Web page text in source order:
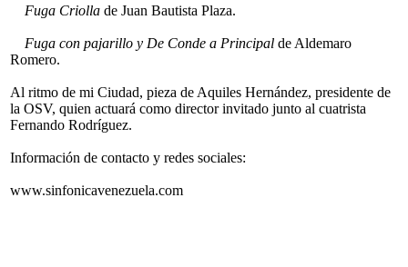
Fuga Criolla de Juan Bautista Plaza.
Fuga con pajarillo y De Conde a Principal de Aldemaro
Romero.
Al ritmo de mi Ciudad, pieza de Aquiles Hernández, presidente de
la OSV, quien actuará como director invitado junto al cuatrista
Fernando Rodríguez.
Información de contacto y redes sociales:
www.sinfonicavenezuela.com